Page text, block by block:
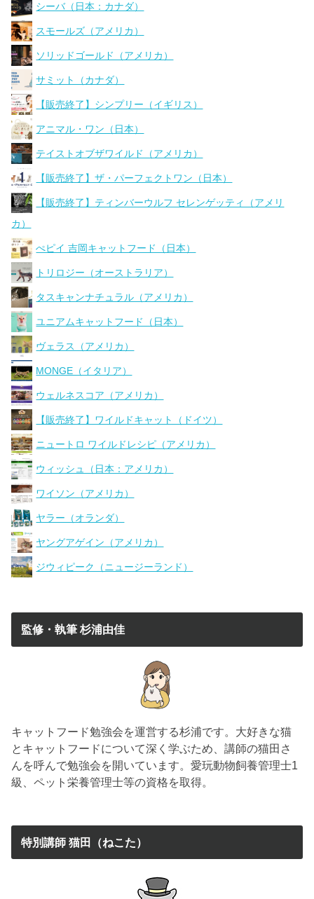
シーバ（日本：カナダ）
スモールズ（アメリカ）
ソリッドゴールド（アメリカ）
サミット（カナダ）
【販売終了】シンプリー（イギリス）
アニマル・ワン（日本）
テイストオブザワイルド（アメリカ）
【販売終了】ザ・パーフェクトワン（日本）
【販売終了】ティンバーウルフ セレンゲッティ（アメリ
カ）
ぺピイ 吉岡キャットフード（日本）
トリロジー（オーストラリア）
タスキャンナチュラル（アメリカ）
ユニアムキャットフード（日本）
ヴェラス（アメリカ）
MONGE（イタリア）
ウェルネスコア（アメリカ）
【販売終了】ワイルドキャット（ドイツ）
ニュートロ ワイルドレシピ（アメリカ）
ウィッシュ（日本：アメリカ）
ワイソン（アメリカ）
ヤラー（オランダ）
ヤングアゲイン（アメリカ）
ジウィピーク（ニュージーランド）
監修・執筆 杉浦由佳
キャットフード勉強会を運営する杉浦です。大好きな猫
とキャットフードについて深く学ぶため、講師の猫田さ
んを呼んで勉強会を開いています。愛玩動物飼養管理士1
級、ペット栄養管理士等の資格を取得。
特別講師 猫田（ねこた）